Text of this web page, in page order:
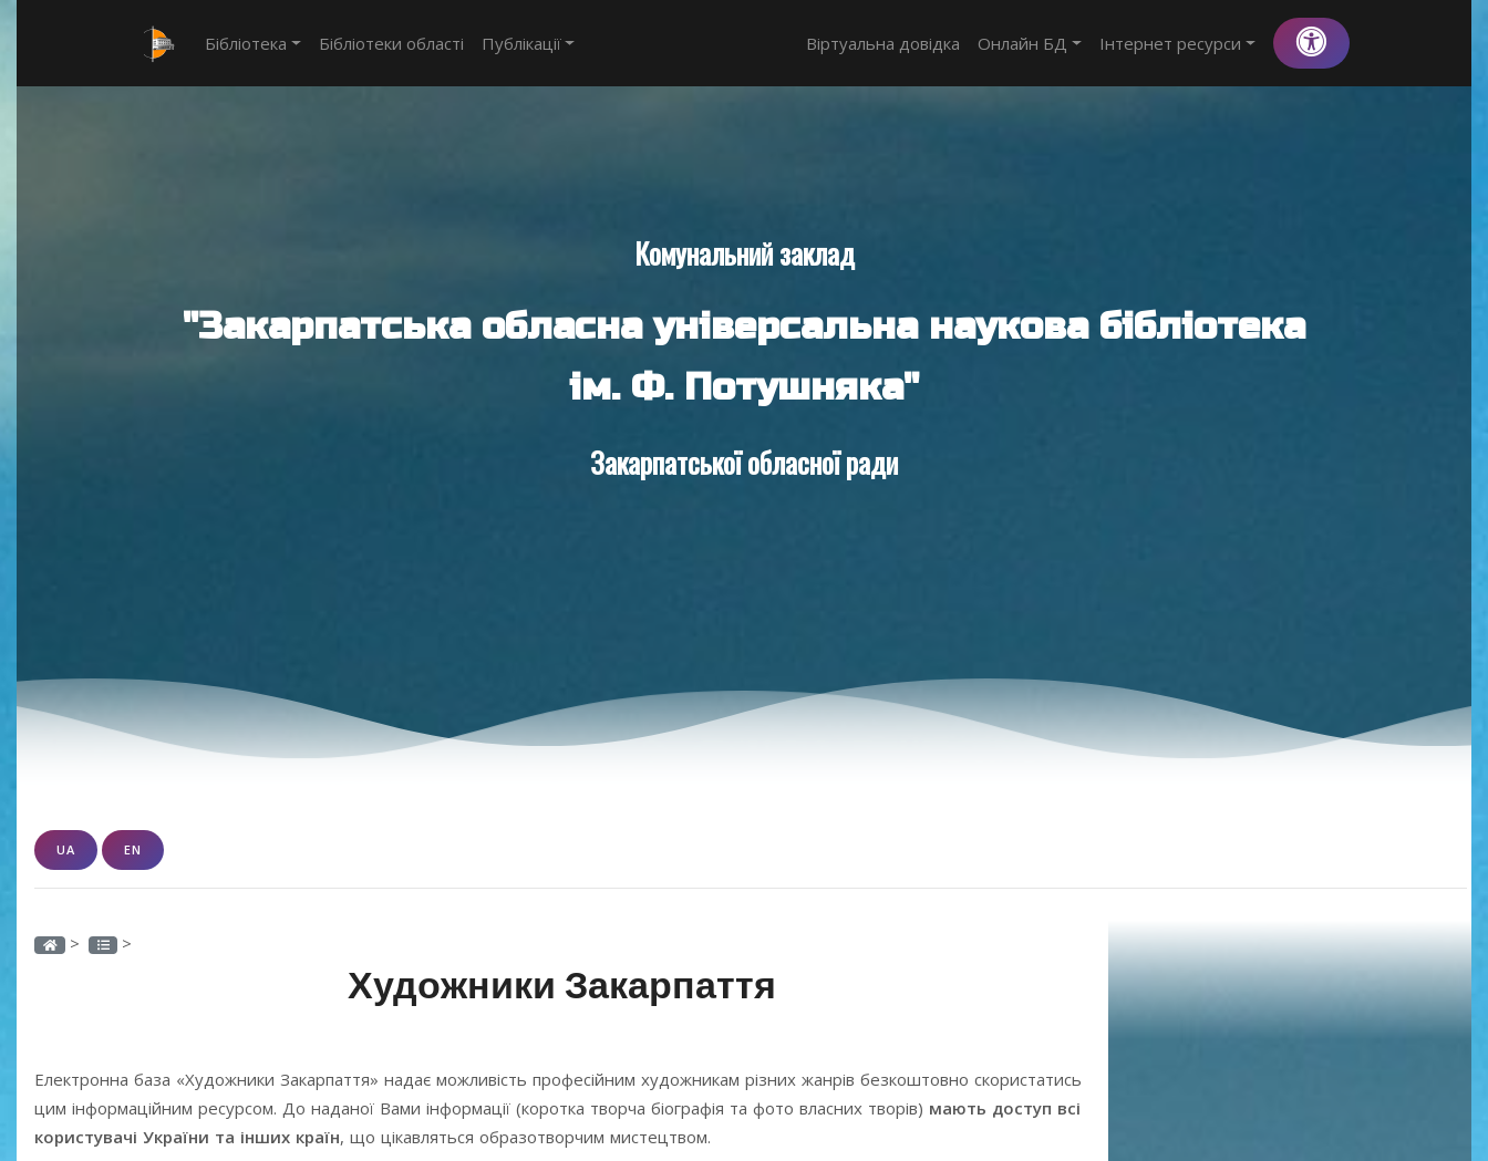
Бібліотека Бібліотеки області Публікації Віртуальна довідка Онлайн БД Інтернет ресурси
Комунальний заклад
"Закарпатська обласна універсальна наукова бібліотека
ім. Ф. Потушняка"
Закарпатської обласної ради
UA EN
> >
Художники Закарпаття
Електронна база «Художники Закарпаття» надає можливість професійним художникам різних жанрів безкоштовно скористатись
цим інформаційним ресурсом. До наданої Вами інформації (коротка творча біографія та фото власних творів) мають доступ всі
користувачі України та інших країн, що цікавляться образотворчим мистецтвом.